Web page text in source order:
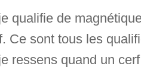
qualifie de
Ce sont tous les
ressens quand un